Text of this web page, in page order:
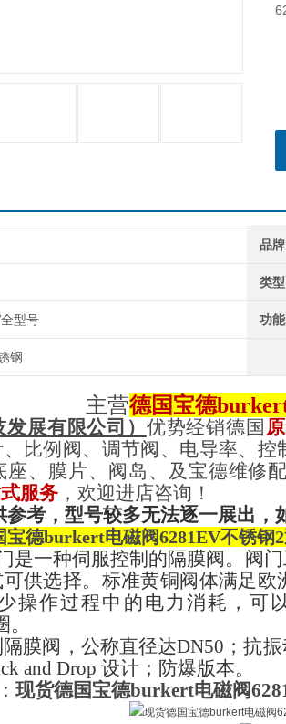
品牌
类型
型号 功能
钢
主营德国宝德
展有限公司 ） 优势经销德国
比例阀、调节阀、电导率、
座、膜片、阀岛、及宝德维修
服务 ，欢迎进店咨询！
参考，型号较多无法逐一展出
宝德burkert电磁阀6281EV不锈钢
是一种伺服控制的隔膜阀。阀
供选择。标准黄铜阀体满足
操作过程中的电力消耗，可
膜阀，公称直径达DN50；抗
and Drop 设计；防爆版本。
： 现货德国宝德burkert电磁阀